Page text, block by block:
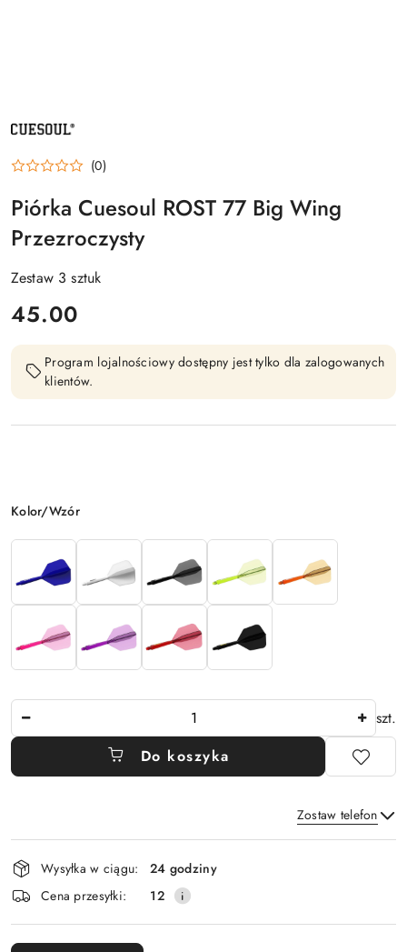
PRODUCENTA:
(0)
Piórka Cuesoul ROST 77 Big Wing
Przezroczysty
Zestaw 3 sztuk
cena:
45.00
Program lojalnościowy dostępny jest tylko dla zalogowanych
klientów.
Wariant
Kolor/Wzór
szt.
Do koszyka
Zostaw telefon
Wyślij
Dostępność
i
dostawa
Wysyłka w ciągu:
24 godziny
Cena przesyłki:
12